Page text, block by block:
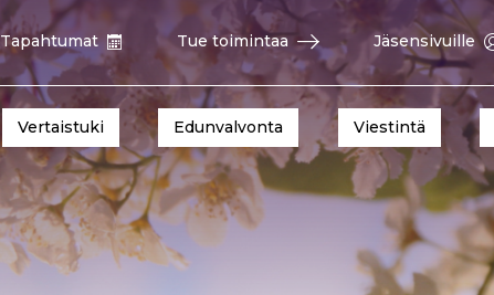
Tapahtumat Tue toimintaa Jäsensivuille
Vertaistuki Edunvalvonta Viestintä